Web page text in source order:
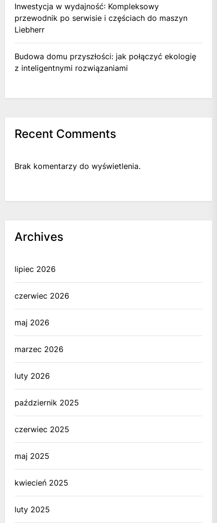
Inwestycja w wydajność: Kompleksowy
przewodnik po serwisie i częściach do maszyn
Liebherr
Budowa domu przyszłości: jak połączyć ekologię
z inteligentnymi rozwiązaniami
Recent Comments
Brak komentarzy do wyświetlenia.
Archives
lipiec 2026
czerwiec 2026
maj 2026
marzec 2026
luty 2026
październik 2025
czerwiec 2025
maj 2025
kwiecień 2025
luty 2025